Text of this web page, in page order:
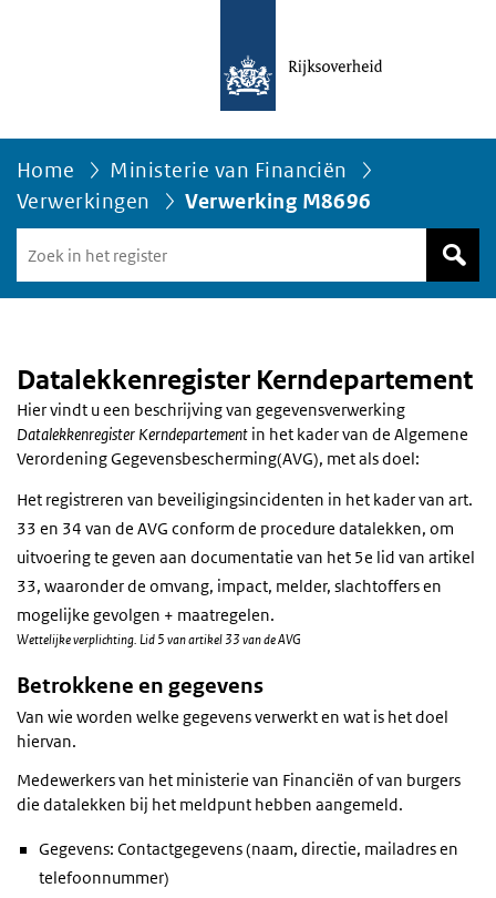
Home
Ministerie van Financiën
Verwerkingen
Verwerking M8696
in
het
Datalekkenregister Kerndepartement
Hier vindt u een beschrijving van gegevensverwerking
Datalekkenregister Kerndepartement in het kader van de Algemene
Verordening Gegevensbescherming(AVG), met als doel:
Het registreren van beveiligingsincidenten in het kader van art.
33 en 34 van de AVG conform de procedure datalekken, om
uitvoering te geven aan documentatie van het 5e lid van artikel
33, waaronder de omvang, impact, melder, slachtoffers en
mogelijke gevolgen + maatregelen.
Wettelijke verplichting. Lid 5 van artikel 33 van de AVG
Betrokkene en gegevens
Van wie worden welke gegevens verwerkt en wat is het doel
hiervan.
Medewerkers van het ministerie van Financiën of van burgers
die datalekken bij het meldpunt hebben aangemeld.
Gegevens: Contactgegevens (naam, directie, mailadres en
telefoonnummer)